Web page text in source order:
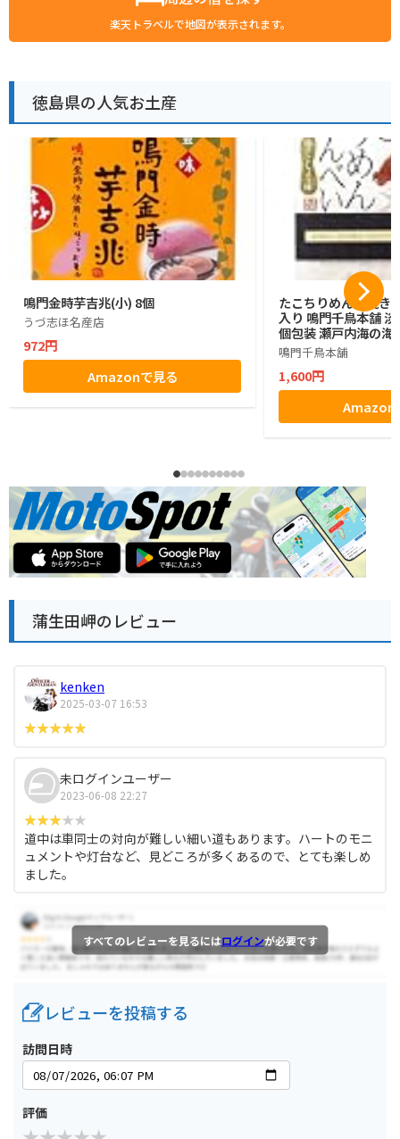
楽天トラベルで地図が表示されます。
徳島県の人気お土産
鳴門金時芋吉兆(小) 8個
うづ志ほ名産店
972円
Amazonで見る
たこちりめん素焼き
入り 鳴門千鳥本舗
個包装 瀬戸内海の海
鳴門千鳥本舗
1,600円
Amazon
蒲生田岬のレビュー
kenken
2025-03-07 16:53
未ログインユーザー
2023-06-08 22:27
道中は車同士の対向が難しい細い道もあります。ハートのモニ
ュメントや灯台など、見どころが多くあるので、とても楽しめ
ました。
すべてのレビューを見るにはログインが必要です
レビューを投稿する
訪問日時
評価